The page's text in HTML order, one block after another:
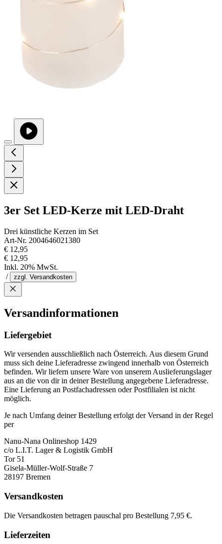
3er Set LED-Kerze mit LED-Draht
Drei künstliche Kerzen im Set
Art-Nr. 2004646021380
€ 12,95
€ 12,95
Inkl. 20% MwSt.
/
zzgl. Versandkosten
Versandinformationen
Liefergebiet
Wir versenden ausschließlich nach Österreich. Aus diesem Grund
muss sich deine Lieferadresse zwingend innerhalb von Österreich
befinden. Wir liefern unsere Ware von unserem Auslieferungslager
aus an die von dir in deiner Bestellung angegebene Lieferadresse.
Eine Lieferung an Postfachadressen oder Postfilialen ist nicht
möglich.
Je nach Umfang deiner Bestellung erfolgt der Versand in der Regel
per
Nanu-Nana Onlineshop 1429
c/o L.I.T. Lager & Logistik GmbH
Tor 51
Gisela-Müller-Wolf-Straße 7
28197 Bremen
Versandkosten
Die Versandkosten betragen pauschal pro Bestellung 7,95 €.
Lieferzeiten